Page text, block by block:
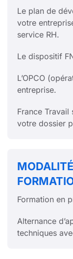
Le plan de
votre
service RH.
Le dispositif
L’OPCO
entreprise.
France Travail
votre dossier
Formation en
Alternance
techniques